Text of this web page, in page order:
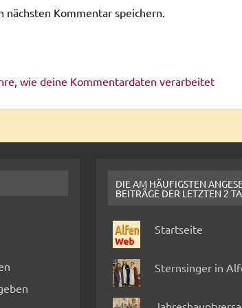
nächsten Kommentar speichern.
wie deine Kommentardaten verarbeitet
DIE AM HÄUFIGSTEN
BEITRÄGE DER LETZTEN 2
Startseite
Sternsinger in